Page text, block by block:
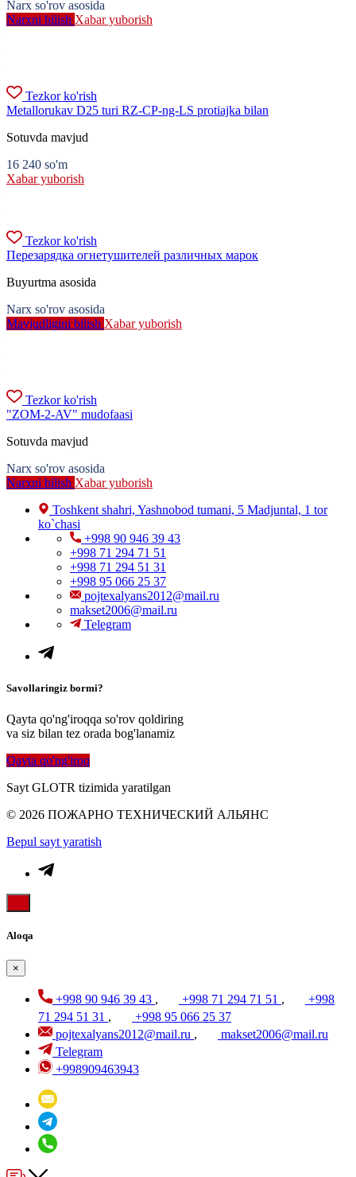
Narx so'rov asosida
Narxni bilish Xabar yuborish
Tezkor ko'rish
Metallorukav D25 turi RZ-CP-ng-LS protiajka bilan
Sotuvda mavjud
16 240 so'm
Xabar yuborish
Tezkor ko'rish
Перезарядка огнетушителей различных марок
Buyurtma asosida
Narx so'rov asosida
Mavjudligini bilish Xabar yuborish
Tezkor ko'rish
"ZOM-2-AV" mudofaasi
Sotuvda mavjud
Narx so'rov asosida
Narxni bilish Xabar yuborish
Toshkent shahri, Yashnobod tumani, 5 Madjuntal, 1 tor
ko`chasi
+998 90 946 39 43
+998 71 294 71 51
+998 71 294 51 31
+998 95 066 25 37
pojtexalyans2012@mail.ru
makset2006@mail.ru
Telegram
Savollaringiz bormi?
Qayta qo'ng'iroqqa so'rov qoldiring
va siz bilan tez orada bog'lanamiz
Qayta qo'ng'iroq
Sayt GLOTR tizimida yaratilgan
© 2026 ПОЖАРНО ТЕХНИЧЕСКИЙ АЛЬЯНС
Bepul sayt yaratish
Aloqa
×
+998 90 946 39 43 , +998 71 294 71 51 ,
+998
71 294 51 31 ,
+998 95 066 25 37
pojtexalyans2012@mail.ru ,
makset2006@mail.ru
Telegram
+998909463943